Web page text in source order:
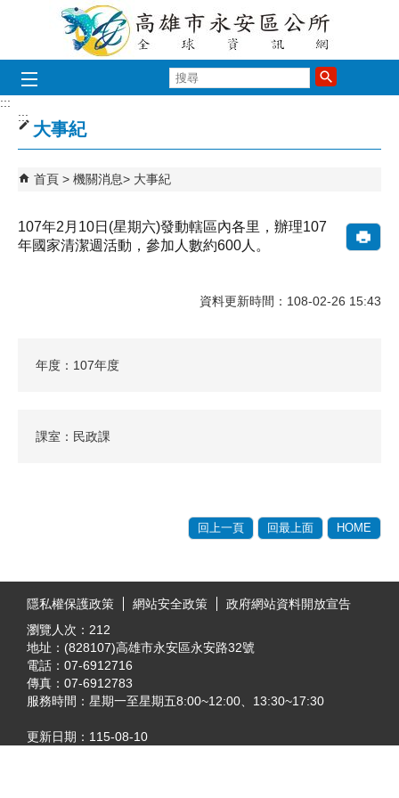
跳到主要內容區塊
尋
:::
:::
大事紀
首頁 機關消息 大事紀
107年2月10日(星期六)發動轄區內各里，辦理107
年國家清潔週活動，參加人數約600人。
資料更新時間：108-02-26 15:43
年度：107年度
課室：民政課
回上一頁 回最上面 HOME
隱私權保護政策
網站安全政策
政府網站資料開放宣告
瀏覽人次： 212
地址：(828107)高雄市永安區永安路32號
電話：07-6912716
傳真：07-6912783
服務時間：星期一至星期五8:00~12:00、13:30~17:30
更新日期： 115-08-10